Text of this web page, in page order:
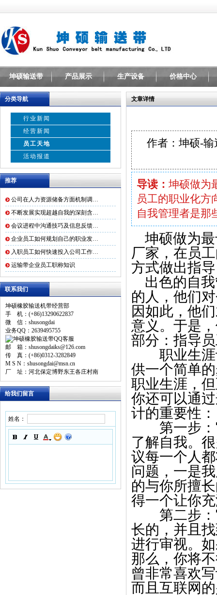
坤硕输送带 产品展示 生产设备 价格中心
分类导航
行业新闻
经营新闻
员工天地
活动报道
推荐
公司在人力资源储备方面机制调…
不断发展实现超越自我的深刻含…
会议进程中沟通技巧及信息反馈…
企业员工如何规划自己的职业发…
入职员工如何快速投入公司工作…
运输带企业员工职称知识
联系我们
坤硕橡胶输送机带经营部
手 机：(+86)13290622837
微 信：shusongdai
业务QQ：2639495755
邮 箱：shusongdaiks@126.com
传 真：(+86)0312-3282849
M S N：shusongdai@msn.cn
厂 址：河北保定博野东王各庄村南
给我们留言
姓名：
文章详情
作者：坤硕-
导读： 坤硕做为
员工的职业化方
自我管理者是
坤硕做为最
厂家，在员
方式做出指
出色的自我
的人，他们
因如此，他
意义。于是
部分：指导
职业生涯
供一个简单
职业生涯，
你还可以通
计的重要性：
第一步：
了解自我。
议每一个人
问题，一是
的与你所擅
得一个让你
第二步：
长的，并且
进行审视。
那么，你将
曾非常喜欢
而且互联网